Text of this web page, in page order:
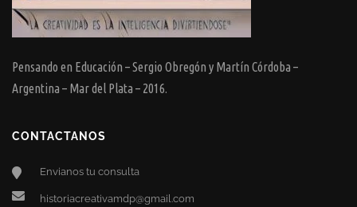
Pensando en Educación – Sergio Obregón y Martín Córdoba –
Argentina – Mar del Plata – 2016.
CONTACTANOS
Envianos tu consulta
historiacreativamdp@gmail.com